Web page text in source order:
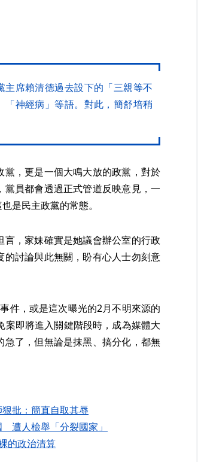
席賴清德過去設下的「三親等不
神經病」等語。對此，簡舒培稍
，更是一個大鳴大放的政黨，對於
員都會透過正式管道反映意見，一
是民主政黨的常態。
，家妹確實是她議會辦公室的行政
討論與此無關，盼有心人士勿刻意
件，或是這次曝光的2月不明來源的
即將進入關鍵階段時，成為媒體大
了，但無論是抹黑、搞分化，都無
批：簡直自取其辱
遭人檢舉「分裂國家」
的政治清算